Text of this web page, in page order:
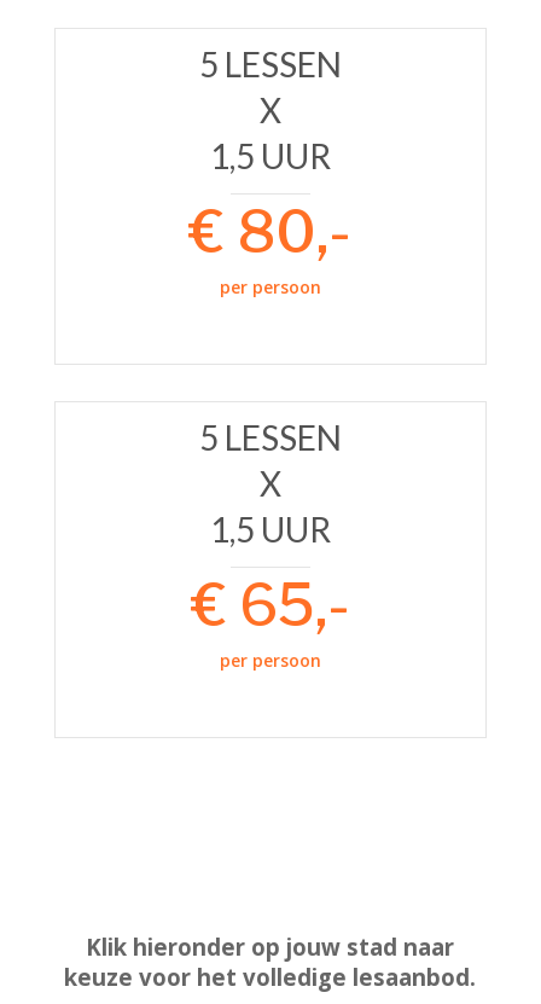
5 LESSEN
X
1,5 UUR
€ 80,-
per persoon
5 LESSEN
X
1,5 UUR
€ 65,-
per persoon
Klik hieronder op jouw stad naar
keuze voor het volledige lesaanbod.